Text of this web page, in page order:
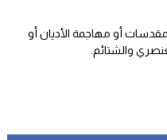
أو مهاجمة الأديان أو
والشتائم‬.